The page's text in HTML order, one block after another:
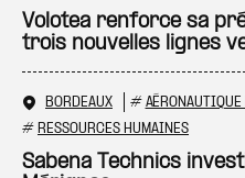
Volotea renforce sa
trois nouvelles lignes
BORDEAUX #
# RESSOURCES HUMAINES
Sabena Technics